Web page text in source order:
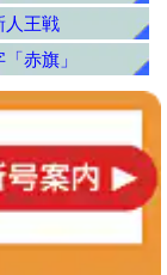
人王戦
「赤旗」